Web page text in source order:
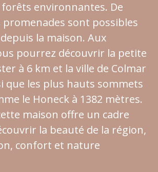
environnantes. De
sont possibles
la maison. Aux
pourrez découvrir la petite
à 6 km et la ville de Colmar
que les plus hauts sommets
le Honeck à 1382 mètres.
maison offre un cadre
la beauté de la région,
confort et nature